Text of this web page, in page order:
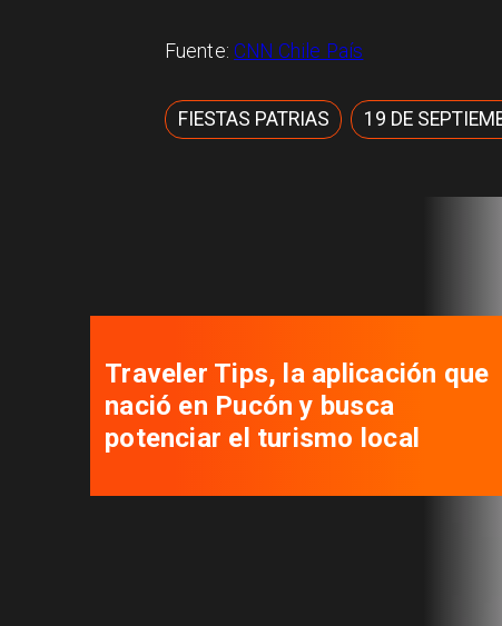
Fuente: CNN Chile País
FIESTAS PATRIAS 19 DE
Traveler Tips, la aplicación que
nació en Pucón y busca
potenciar el turismo local